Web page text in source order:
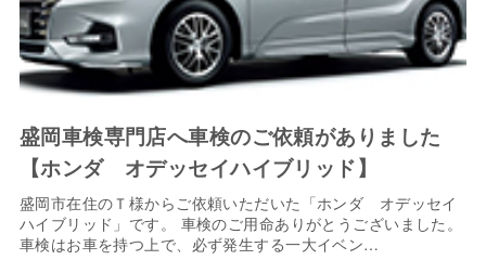
盛岡車検専門店へ車検のご依頼がありました
【ホンダ オデッセイハイブリッド】
盛岡市在住のＴ様からご依頼いただいた「ホンダ オデッセイ
ハイブリッド」です。 車検のご用命ありがとうございました。
車検はお車を持つ上で、必ず発生する一大イベン…